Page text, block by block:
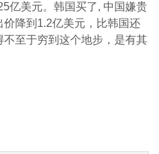
亿美元。韩国买了, 中国嫌贵
降到1.2亿美元，比韩国还
至于穷到这个地步，是有其